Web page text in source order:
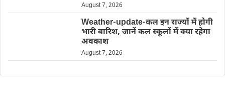
August 7, 2026
Weather-update-कल इन राज्यों में होगी
भारी बारिश, जानें कल स्कूलों में क्या रहेगा
अवकाश
August 7, 2026